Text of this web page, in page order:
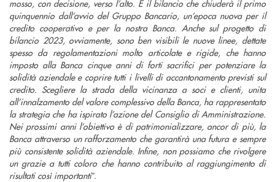
mosso, con decisione, verso l’alto. È il bilancio che chiuderà il primo
quinquennio dall’avvio del Gruppo Bancario, un’epoca nuova per il
credito cooperativo e per la nostra Banca. Anche sul progetto di
bilancio 2023, ovviamente, sono ben visibili le nuove linee, dettate
spesso da regolamentazioni molto articolate e rigide, che hanno
imposto alla Banca cinque anni di forti sacrifici per potenziare la
solidità aziendale e coprire tutti i livelli di accantonamento previsti sul
credito. Scegliere la strada della vicinanza a soci e clienti, unita
all’innalzamento del valore complessivo della Banca, ha rappresentato
la strategia che ha ispirato l’azione del Consiglio di Amministrazione.
Nei prossimi anni l’obiettivo è di patrimonializzare, ancor di più, la
Banca attraverso un rafforzamento che garantirà una futura e sempre
più consistente solidità aziendale. Infine, non possiamo che rivolgere
un grazie a tutti coloro che hanno contribuito al raggiungimento di
risultati così importanti”.